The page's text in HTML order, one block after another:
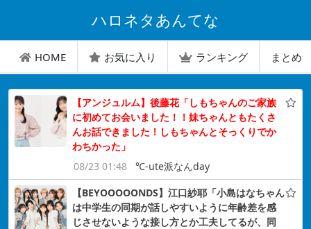
ハロネタあんてな
HOME お気に入り ランキング まとめ
【アンジュルム】後藤花「しもちゃんのご家族
に初めてお会いました！！妹ちゃんともたくさ
んお話できました！しもちゃんとそっくりでか
わちかった」
08/23 01:48
℃-ute派なんday
【BEYOOOOONDS】江口紗耶「小島はなちゃん
は中学生の同期が話しやすいように年齢差を感
じさせないような接し方とか工夫してるが、同